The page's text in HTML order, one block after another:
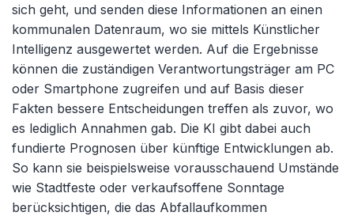
sich geht, und senden diese Informationen an einen
kommunalen Datenraum, wo sie mittels Künstlicher
Intelligenz ausgewertet werden. Auf die Ergebnisse
können die zuständigen Verantwortungsträger am PC
oder Smartphone zugreifen und auf Basis dieser
Fakten bessere Entscheidungen treffen als zuvor, wo
es lediglich Annahmen gab. Die KI gibt dabei auch
fundierte Prognosen über künftige Entwicklungen ab.
So kann sie beispielsweise vorausschauend Umstände
wie Stadtfeste oder verkaufsoffene Sonntage
berücksichtigen, die das Abfallaufkommen